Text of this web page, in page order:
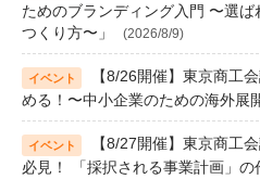
ためのブランディング入門 〜選
つくり方〜」
(2026/8/9)
【8/26開催】東京商工
める！〜中小企業のための海外展
【8/27開催】東京商工
必見！ 「採択される事業計画」の